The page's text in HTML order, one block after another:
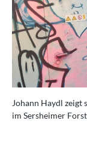
Johann Haydl zeigt
im Sersheimer